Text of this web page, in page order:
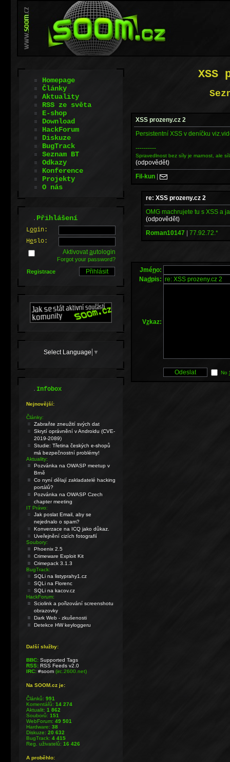
XSS
XSS prozeny.cz 2
Persistentní XSS v deníčku
----------
Spravedlnost bez síly je marnost, ale
(odpovědět)
Fil-kun |
re: XSS prozeny.cz 2
OMG machrujete tu s XSS a
(odpovědět)
Roman10147 | 77.92.72.*
Jméno:
Nadpis:
Vzkaz:
No
Homepage
Články
Aktuality
RSS ze světa
E-shop
Download
HackForum
Diskuze
BugTrack
Seznam BT
Odkazy
Konference
Projekty
O nás
.Přihlášení
Login:
Heslo:
Aktivovatautologin
Forgot your password?
Registrace
Select Language ▼
.Infobox
Nejnovější:
Články:
Zabraňte zneužití svých dat
Skrytí oprávnění v Androidu (CVE-
2019-2089)
Studie: Třetina českých e-shopů
má bezpečnostní problémy!
Aktuality:
Pozvánka na OWASP meetup v
Brně
Co nyní dělají zakladatelé hacking
portálů?
Pozvánka na OWASP Czech
chapter meeting
IT Právo:
Jak poslat Email, aby se
nejednalo o spam?
Konverzace na ICQ jako důkaz.
Uveřejnění cizích fotografií
Soubory:
Phoenix 2.5
Crimeware Exploit Kit
Crimepack 3.1.3
BugTrack:
SQLi na listyprahy1.cz
SQLi na Florenc
SQLi na kacov.cz
HackForum:
Sciolink a pořizování screenshotu
obrazovky
Dark Web - zkušenosti
Detekce HW keyloggeru
Další služby:
BBC: Supported Tags
RSS: RSS Feeds v2.0
IRC: #soom(irc.2600.net)
Na SOOM.cz je:
Článků:991
Komentářů:14 274
Aktualit:1 862
Souborů:151
WebForum:49 501
Hardware:38
Diskuze:20 632
BugTrack:4 415
Reg. uživatelů:16 426
A proběhlo: